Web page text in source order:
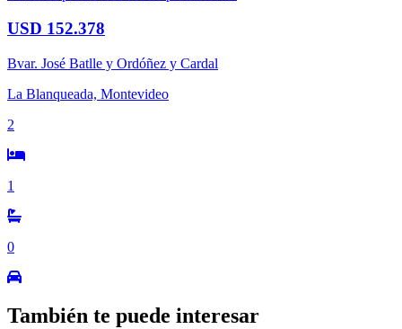
USD 152.378
Bvar. José Batlle y Ordóñez y Cardal
La Blanqueada, Montevideo
2
1
0
También te puede interesar